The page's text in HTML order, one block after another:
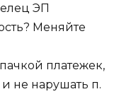
ЭП
Меняйте
платежек,
не нарушать п.